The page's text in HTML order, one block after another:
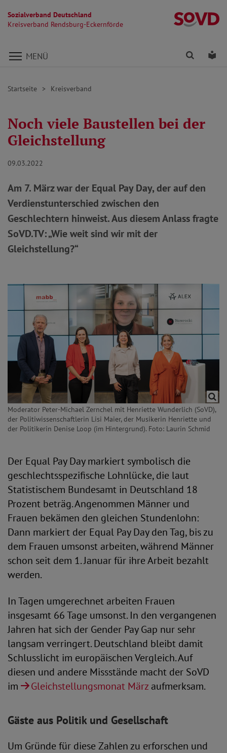
Sozialverband Deutschland
Kreisverband Rendsburg-Eckernförde
Direkt zu den Inhalten springen
MENÜ Finden
Startseite Kreisverband
Noch viele Baustellen bei der
Gleichstellung
09.03.2022
Am 7. März war der Equal Pay Day, der auf den
Verdienstunterschied zwischen den
Geschlechtern hinweist. Aus diesem Anlass fragte
SoVD.TV: „Wie weit sind wir mit der
Gleichstellung?“
Moderator Peter-Michael Zernchel mit Henriette Wunderlich (SoVD),
der Politiwissenschaftlerin Lisi Maier, der Musikerin Henriette und
der Politikerin Denise Loop (im Hintergrund). Foto: Laurin Schmid
Der Equal Pay Day markiert symbolisch die
geschlechtsspezifische Lohnlücke, die laut
Statistischem Bundesamt in Deutschland 18
Prozent beträg. Angenommen Männer und
Frauen bekämen den gleichen Stundenlohn:
Dann markiert der Equal Pay Day den Tag, bis zu
dem Frauen umsonst arbeiten, während Männer
schon seit dem 1. Januar für ihre Arbeit bezahlt
werden.
In Tagen umgerechnet arbeiten Frauen
insgesamt 66 Tage umsonst. In den vergangenen
Jahren hat sich der Gender Pay Gap nur sehr
langsam verringert. Deutschland bleibt damit
Schlusslicht im europäischen Vergleich. Auf
diesen und andere Missstände macht der SoVD
im
Gleichstellungsmonat März aufmerksam.
Gäste aus Politik und Gesellschaft
Um Gründe für diese Zahlen zu erforschen und